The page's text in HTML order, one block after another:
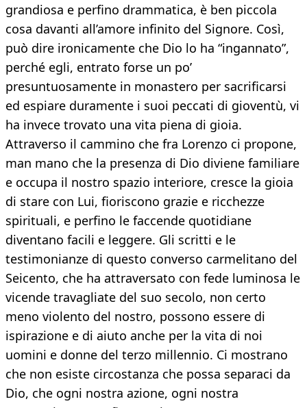
grandiosa e perfino drammatica, è ben piccola
cosa davanti all’amore infinito del Signore. Così,
può dire ironicamente che Dio lo ha “ingannato”,
perché egli, entrato forse un po’
presuntuosamente in monastero per sacrificarsi
ed espiare duramente i suoi peccati di gioventù, vi
ha invece trovato una vita piena di gioia.
Attraverso il cammino che fra Lorenzo ci propone,
man mano che la presenza di Dio diviene familiare
e occupa il nostro spazio interiore, cresce la gioia
di stare con Lui, fioriscono grazie e ricchezze
spirituali, e perfino le faccende quotidiane
diventano facili e leggere. Gli scritti e le
testimonianze di questo converso carmelitano del
Seicento, che ha attraversato con fede luminosa le
vicende travagliate del suo secolo, non certo
meno violento del nostro, possono essere di
ispirazione e di aiuto anche per la vita di noi
uomini e donne del terzo millennio. Ci mostrano
che non esiste circostanza che possa separaci da
Dio, che ogni nostra azione, ogni nostra